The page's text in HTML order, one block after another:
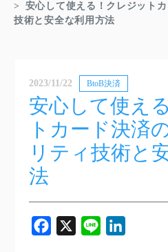
安心して使える！クレジット
技術と安全な利用方法
2023/11/22 BtoB決済
安心して使え
トカード決済
リティ技術と
法
Facebook
X Line